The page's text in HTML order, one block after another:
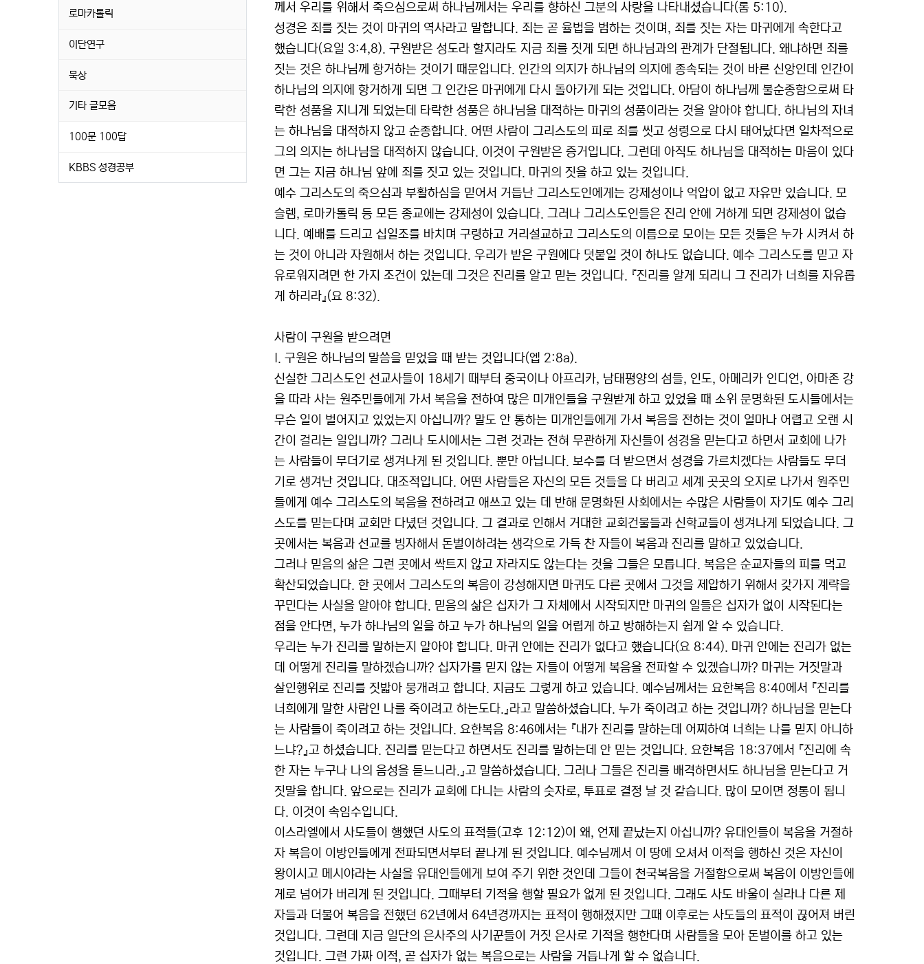
께서 우리를 위해서 죽으심으로써 하나님께서는 우리를 향하신 그분의 사랑을 나타내셨습니다(롬 5:10).
성경은 죄를 짓는 것이 마귀의 역사라고 말합니다. 죄는 곧 율법을 범하는 것이며, 죄를 짓는 자는 마귀에게 속한다고
했습니다(요일 3:4,8). 구원받은 성도라 할지라도 지금 죄를 짓게 되면 하나님과의 관계가 단절됩니다. 왜냐하면 죄를
짓는 것은 하나님께 항거하는 것이기 때문입니다. 인간의 의지가 하나님의 의지에 종속되는 것이 바른 신앙인데 인간이
하나님의 의지에 항거하게 되면 그 인간은 마귀에게 다시 돌아가게 되는 것입니다. 아담이 하나님께 불순종함으로써 타
락한 성품을 지니게 되었는데 타락한 성품은 하나님을 대적하는 마귀의 성품이라는 것을 알아야 합니다. 하나님의 자녀
는 하나님을 대적하지 않고 순종합니다. 어떤 사람이 그리스도의 피로 죄를 씻고 성령으로 다시 태어났다면 일차적으로
그의 의지는 하나님을 대적하지 않습니다. 이것이 구원받은 증거입니다. 그런데 아직도 하나님을 대적하는 마음이 있다
면 그는 지금 하나님 앞에 죄를 짓고 있는 것입니다. 마귀의 짓을 하고 있는 것입니다.
예수 그리스도의 죽으심과 부활하심을 믿어서 거듭난 그리스도인에게는 강제성이나 억압이 없고 자유만 있습니다. 모
슬렘, 로마카톨릭 등 모든 종교에는 강제성이 있습니다. 그러나 그리스도인들은 진리 안에 거하게 되면 강제성이 없습
니다. 예배를 드리고 십일조를 바치며 구령하고 거리설교하고 그리스도의 이름으로 모이는 모든 것들은 누가 시켜서 하
는 것이 아니라 자원해서 하는 것입니다. 우리가 받은 구원에다 덧붙일 것이 하나도 없습니다. 예수 그리스도를 믿고 자
유로워지려면 한 가지 조건이 있는데 그것은 진리를 알고 믿는 것입니다. 『진리를 알게 되리니 그 진리가 너희를 자유롭
게 하리라』(요 8:32).
사람이 구원을 받으려면
I. 구원은 하나님의 말씀을 믿었을 때 받는 것입니다(엡 2:8a).
신실한 그리스도인 선교사들이 18세기 때부터 중국이나 아프리카, 남태평양의 섬들, 인도, 아메리카 인디언, 아마존 강
을 따라 사는 원주민들에게 가서 복음을 전하여 많은 미개인들을 구원받게 하고 있었을 때 소위 문명화된 도시들에서는
무슨 일이 벌어지고 있었는지 아십니까? 말도 안 통하는 미개인들에게 가서 복음을 전하는 것이 얼마나 어렵고 오랜 시
간이 걸리는 일입니까? 그러나 도시에서는 그런 것과는 전혀 무관하게 자신들이 성경을 믿는다고 하면서 교회에 나가
는 사람들이 무더기로 생겨나게 된 것입니다. 뿐만 아닙니다. 보수를 더 받으면서 성경을 가르치겠다는 사람들도 무더
기로 생겨난 것입니다. 대조적입니다. 어떤 사람들은 자신의 모든 것들을 다 버리고 세계 곳곳의 오지로 나가서 원주민
들에게 예수 그리스도의 복음을 전하려고 애쓰고 있는 데 반해 문명화된 사회에서는 수많은 사람들이 자기도 예수 그리
스도를 믿는다며 교회만 다녔던 것입니다. 그 결과로 인해서 거대한 교회건물들과 신학교들이 생겨나게 되었습니다. 그
곳에서는 복음과 선교를 빙자해서 돈벌이하려는 생각으로 가득 찬 자들이 복음과 진리를 말하고 있었습니다.
그러나 믿음의 삶은 그런 곳에서 싹트지 않고 자라지도 않는다는 것을 그들은 모릅니다. 복음은 순교자들의 피를 먹고
확산되었습니다. 한 곳에서 그리스도의 복음이 강성해지면 마귀도 다른 곳에서 그것을 제압하기 위해서 갖가지 계략을
꾸민다는 사실을 알아야 합니다. 믿음의 삶은 십자가 그 자체에서 시작되지만 마귀의 일들은 십자가 없이 시작된다는
점을 안다면, 누가 하나님의 일을 하고 누가 하나님의 일을 어렵게 하고 방해하는지 쉽게 알 수 있습니다.
우리는 누가 진리를 말하는지 알아야 합니다. 마귀 안에는 진리가 없다고 했습니다(요 8:44). 마귀 안에는 진리가 없는
데 어떻게 진리를 말하겠습니까? 십자가를 믿지 않는 자들이 어떻게 복음을 전파할 수 있겠습니까? 마귀는 거짓말과
살인행위로 진리를 짓밟아 뭉개려고 합니다. 지금도 그렇게 하고 있습니다. 예수님께서는 요한복음 8:40에서 『진리를
너희에게 말한 사람인 나를 죽이려고 하는도다.』라고 말씀하셨습니다. 누가 죽이려고 하는 것입니까? 하나님을 믿는다
는 사람들이 죽이려고 하는 것입니다. 요한복음 8:46에서는 『내가 진리를 말하는데 어찌하여 너희는 나를 믿지 아니하
느냐?』고 하셨습니다. 진리를 믿는다고 하면서도 진리를 말하는데 안 믿는 것입니다. 요한복음 18:37에서 『진리에 속
한 자는 누구나 나의 음성을 듣느니라.』고 말씀하셨습니다. 그러나 그들은 진리를 배격하면서도 하나님을 믿는다고 거
짓말을 합니다. 앞으로는 진리가 교회에 다니는 사람의 숫자로, 투표로 결정 날 것 같습니다. 많이 모이면 정통이 됩니
다. 이것이 속임수입니다.
이스라엘에서 사도들이 행했던 사도의 표적들(고후 12:12)이 왜, 언제 끝났는지 아십니까? 유대인들이 복음을 거절하
자 복음이 이방인들에게 전파되면서부터 끝나게 된 것입니다. 예수님께서 이 땅에 오셔서 이적을 행하신 것은 자신이
왕이시고 메시야라는 사실을 유대인들에게 보여 주기 위한 것인데 그들이 천국복음을 거절함으로써 복음이 이방인들에
게로 넘어가 버리게 된 것입니다. 그때부터 기적을 행할 필요가 없게 된 것입니다. 그래도 사도 바울이 실라나 다른 제
자들과 더불어 복음을 전했던 62년에서 64년경까지는 표적이 행해졌지만 그때 이후로는 사도들의 표적이 끊어져 버린
것입니다. 그런데 지금 일단의 은사주의 사기꾼들이 거짓 은사로 기적을 행한다며 사람들을 모아 돈벌이를 하고 있는
것입니다. 그런 가짜 이적, 곧 십자가 없는 복음으로는 사람을 거듭나게 할 수 없습니다.
로마카톨릭
이단연구
묵상
기타 글모음
100문 100답
KBBS 성경공부